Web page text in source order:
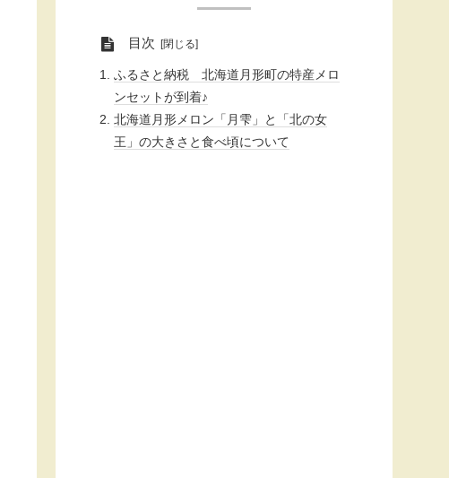
目次
ふるさと納税 北海道月形町の特産メロ
ンセットが到着♪
北海道月形メロン「月雫」と「北の女
王」の大きさと食べ頃について